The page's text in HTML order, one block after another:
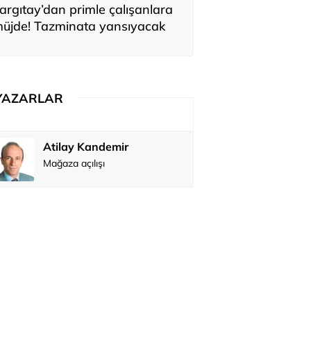
primle çalışanlara
Tazminata yansıyacak
Atilay Kandemir
Mağaza açılışı